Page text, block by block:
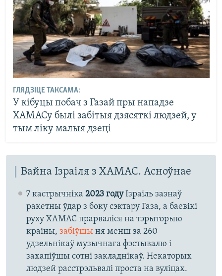
ГЛЯДЗІЦЕ ТАКСАМА:
У кібуцы побач з Газай пры нападзе
ХАМАСу былі забітыя дзясяткі людзей, у
тым ліку малыя дзеці
Вайна Ізраіля з ХАМАС. Асноўнае
7 кастрычніка 2023 годуІзраіль зазнаў
ракетны ўдар з боку сэктару Газа, а баевікі
руху ХАМАС прарваліся на тэрыторыю
краіны, забіўшыня менш за 260
удзельнікаў музычнага фэстывалю і
захапіўшы сотні закладнікаў. Некаторых
людзей расстрэльвалі проста на вуліцах.